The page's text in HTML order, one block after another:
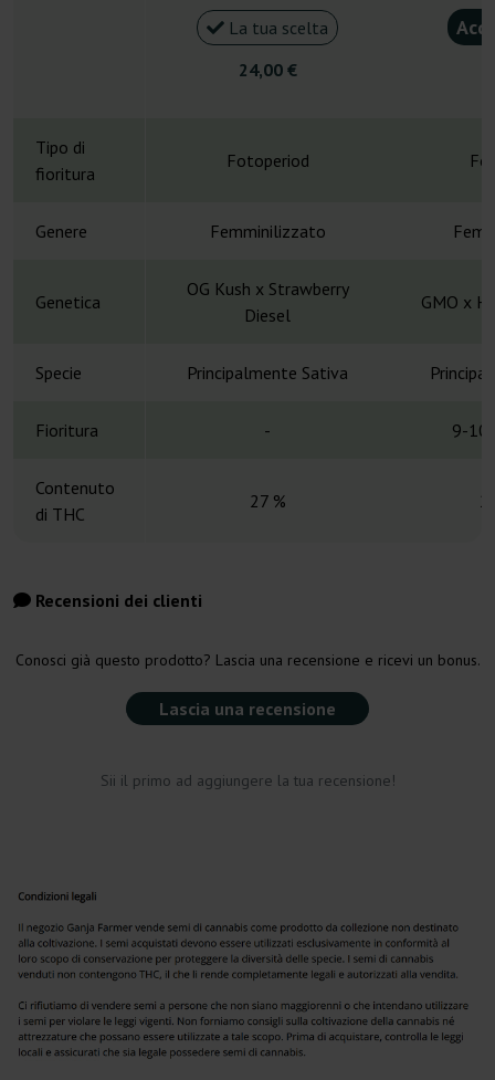
La tua scelta
24,00 €
Tipo di
fioritura
Fotoperiod
Genere Femminilizzato
Genetica
OG Kush x Strawberry
Diesel
GMO x
Specie Principalmente Sativa
Fioritura - 9-10
Contenuto
di THC
27 %
Recensioni dei clienti
Conosci già questo prodotto? Lascia una recensione e ricevi un bonus.
Lascia una recensione
Sii il primo ad aggiungere la tua recensione!